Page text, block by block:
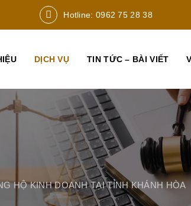
Hotline: 0962 75 28 38
DỊCH VỤ TIN TỨC – BÀI VIẾT
HỘ KINH DOANH TẠI TỈNH KHÁNH HÒA